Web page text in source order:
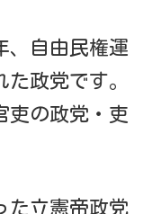
、自由民権運
政党です。
吏の政党・吏
た立憲帝政党